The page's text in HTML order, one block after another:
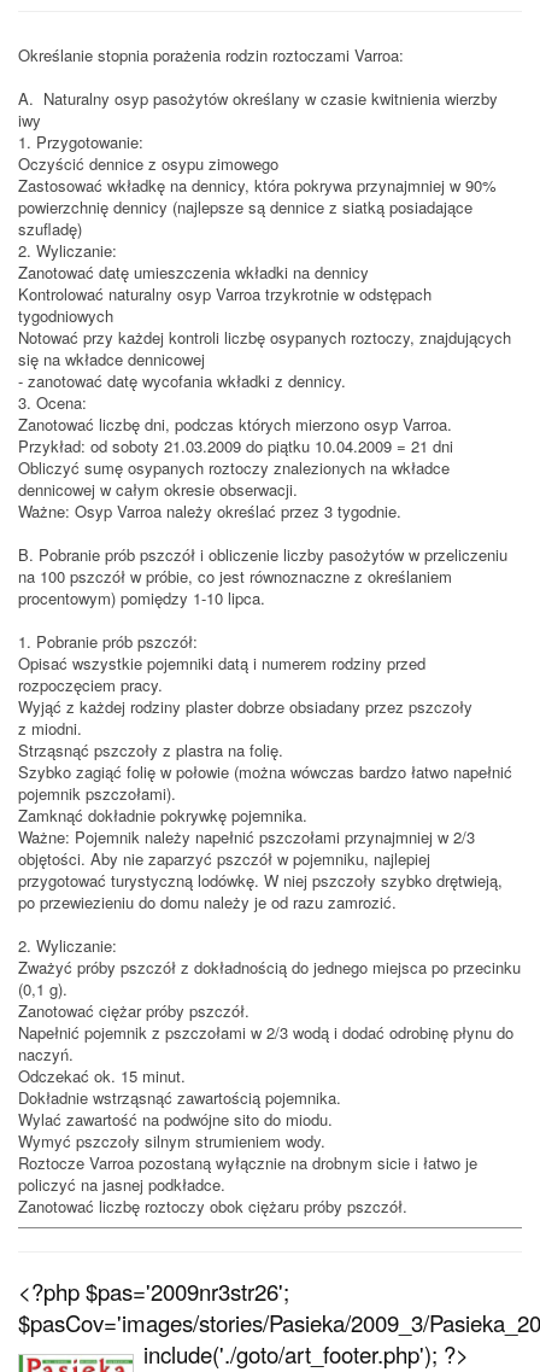
Określanie stopnia porażenia rodzin roztoczami Varroa:
A. Naturalny osyp pasożytów określany w czasie kwitnienia wierzby
iwy
1. Przygotowanie:
Oczyścić dennice z osypu zimowego
Zastosować wkładkę na dennicy, która pokrywa przynajmniej w 90%
powierzchnię dennicy (najlepsze są dennice z siatką posiadające
szufladę)
2. Wyliczanie:
Zanotować datę umieszczenia wkładki na dennicy
Kontrolować naturalny osyp Varroa trzykrotnie w odstępach
tygodniowych
Notować przy każdej kontroli liczbę osypanych roztoczy, znajdujących
się na wkładce dennicowej
- zanotować datę wycofania wkładki z dennicy.
3. Ocena:
Zanotować liczbę dni, podczas których mierzono osyp Varroa.
Przykład: od soboty 21.03.2009 do piątku 10.04.2009 = 21 dni
Obliczyć sumę osypanych roztoczy znalezionych na wkładce
dennicowej w całym okresie obserwacji.
Ważne: Osyp Varroa należy określać przez 3 tygodnie.
B. Pobranie prób pszczół i obliczenie liczby pasożytów w przeliczeniu
na 100 pszczół w próbie, co jest równoznaczne z określaniem
procentowym) pomiędzy 1-10 lipca.
1. Pobranie prób pszczół:
Opisać wszystkie pojemniki datą i numerem rodziny przed
rozpoczęciem pracy.
Wyjąć z każdej rodziny plaster dobrze obsiadany przez pszczoły
z miodni.
Strząsnąć pszczoły z plastra na folię.
Szybko zagiąć folię w połowie (można wówczas bardzo łatwo napełnić
pojemnik pszczołami).
Zamknąć dokładnie pokrywkę pojemnika.
Ważne: Pojemnik należy napełnić pszczołami przynajmniej w 2/3
objętości. Aby nie zaparzyć pszczół w pojemniku, najlepiej
przygotować turystyczną lodówkę. W niej pszczoły szybko drętwieją,
po przewiezieniu do domu należy je od razu zamrozić.
2. Wyliczanie:
Zważyć próby pszczół z dokładnością do jednego miejsca po przecinku
(0,1 g).
Zanotować ciężar próby pszczół.
Napełnić pojemnik z pszczołami w 2/3 wodą i dodać odrobinę płynu do
naczyń.
Odczekać ok. 15 minut.
Dokładnie wstrząsnąć zawartością pojemnika.
Wylać zawartość na podwójne sito do miodu.
Wymyć pszczoły silnym strumieniem wody.
Roztocze Varroa pozostaną wyłącznie na drobnym sicie i łatwo je
policzyć na jasnej podkładce.
Zanotować liczbę roztoczy obok ciężaru próby pszczół.
<?php $pas='2009nr3str26';
$pasCov='images/stories/Pasieka/2009_3/
include('./goto/art_footer.php'); ?>